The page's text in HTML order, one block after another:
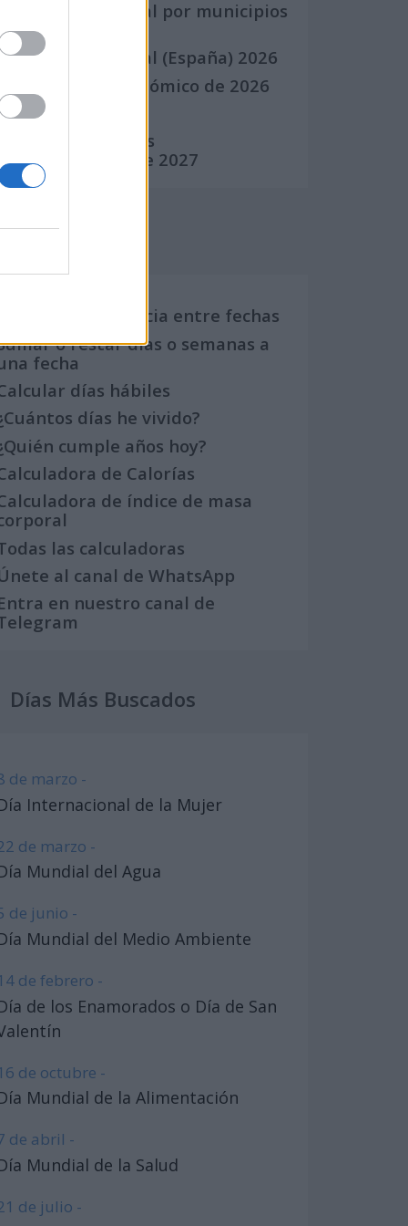
Calendario Laboral por municipios
(España)
Calendario Laboral (España) 2026
Calendario Astronómico de 2026
Lunar
Calendario de Días
Internacionales de 2027
Calcula la diferencia entre fechas
o restar días o semanas a
fecha
días hábiles
días he vivido?
cumple años hoy?
de Calorías
de índice de masa
las calculadoras
al canal de WhatsApp
en nuestro canal de
Días Más Buscados
de marzo -
Internacional de la Mujer
de marzo -
Mundial del Agua
de junio -
Mundial del Medio Ambiente
de febrero -
de los Enamorados o Día de San
de octubre -
Mundial de la Alimentación
de abril -
Mundial de la Salud
de julio -